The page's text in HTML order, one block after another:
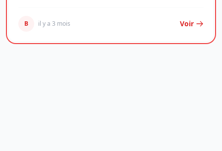
B il y a 3 mois Voir